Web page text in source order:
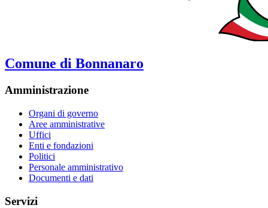
Comune di Bonnanaro
Amministrazione
Organi di governo
Aree amministrative
Uffici
Enti e fondazioni
Politici
Personale amministrativo
Documenti e dati
Servizi